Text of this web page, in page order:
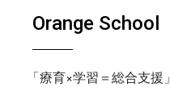
Orange School
「療育×学習＝総合支援」